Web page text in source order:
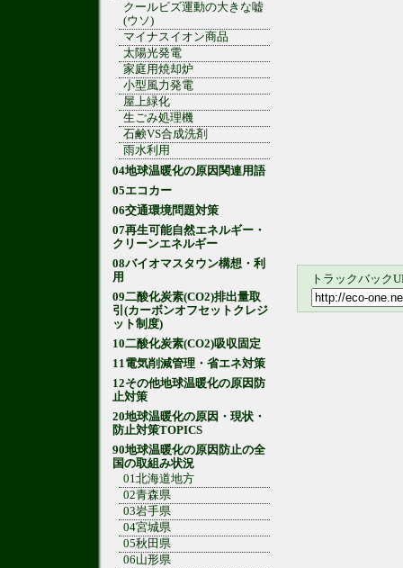
トラックバック
クールビズ運動の大きな嘘
(ウソ)
マイナスイオン商品
太陽光発電
家庭用焼却炉
小型風力発電
屋上緑化
生ごみ処理機
石鹸VS合成洗剤
雨水利用
04地球温暖化の原因関連用語
05エコカー
06交通環境問題対策
07再生可能自然エネルギー・
クリーンエネルギー
08バイオマスタウン構想・利
用
09二酸化炭素(CO2)排出量取
引(カーボンオフセットクレジ
ット制度)
10二酸化炭素(CO2)吸収固定
11電気削減管理・省エネ対策
12その他地球温暖化の原因防
止対策
20地球温暖化の原因・現状・
防止対策TOPICS
90地球温暖化の原因防止の全
国の取組み状況
01北海道地方
02青森県
03岩手県
04宮城県
05秋田県
06山形県